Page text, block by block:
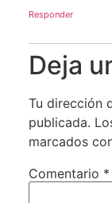
Responder
Deja
Tu dirección
publicada.
marcados
Comentario *